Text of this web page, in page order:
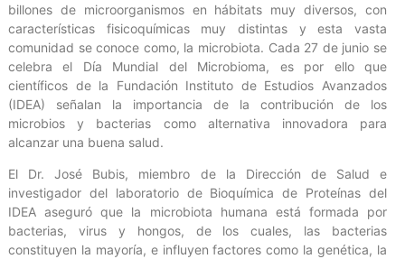
billones de microorganismos en hábitats muy diversos, con
características fisicoquímicas muy distintas y esta vasta
comunidad se conoce como, la microbiota. Cada 27 de junio se
celebra el Día Mundial del Microbioma, es por ello que
científicos de la Fundación Instituto de Estudios Avanzados
(IDEA) señalan la importancia de la contribución de los
microbios y bacterias como alternativa innovadora para
alcanzar una buena salud.
El Dr. José Bubis, miembro de la Dirección de Salud e
investigador del laboratorio de Bioquímica de Proteínas del
IDEA aseguró que la microbiota humana está formada por
bacterias, virus y hongos, de los cuales, las bacterias
constituyen la mayoría, e influyen factores como la genética, la